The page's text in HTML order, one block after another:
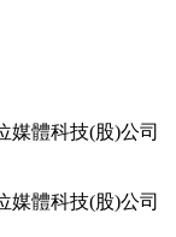
媒體科技(股)公司
媒體科技(股)公司